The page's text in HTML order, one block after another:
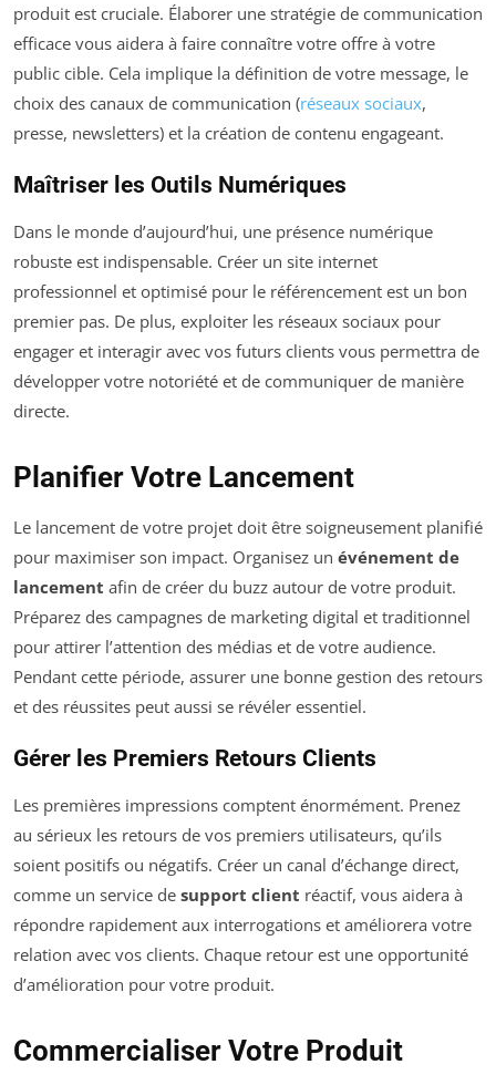
produit est cruciale. Élaborer une stratégie de communication
efficace vous aidera à faire connaître votre offre à votre
public cible. Cela implique la définition de votre message, le
choix des canaux de communication (réseaux sociaux,
presse, newsletters) et la création de contenu engageant.
Maîtriser les Outils Numériques
Dans le monde d’aujourd’hui, une présence numérique
robuste est indispensable. Créer un site internet
professionnel et optimisé pour le référencement est un bon
premier pas. De plus, exploiter les réseaux sociaux pour
engager et interagir avec vos futurs clients vous permettra de
développer votre notoriété et de communiquer de manière
directe.
Planifier Votre Lancement
Le lancement de votre projet doit être soigneusement planifié
pour maximiser son impact. Organisez un événement de
lancement afin de créer du buzz autour de votre produit.
Préparez des campagnes de marketing digital et traditionnel
pour attirer l’attention des médias et de votre audience.
Pendant cette période, assurer une bonne gestion des retours
et des réussites peut aussi se révéler essentiel.
Gérer les Premiers Retours Clients
Les premières impressions comptent énormément. Prenez
au sérieux les retours de vos premiers utilisateurs, qu’ils
soient positifs ou négatifs. Créer un canal d’échange direct,
comme un service de support client réactif, vous aidera à
répondre rapidement aux interrogations et améliorera votre
relation avec vos clients. Chaque retour est une opportunité
d’amélioration pour votre produit.
Commercialiser Votre Produit